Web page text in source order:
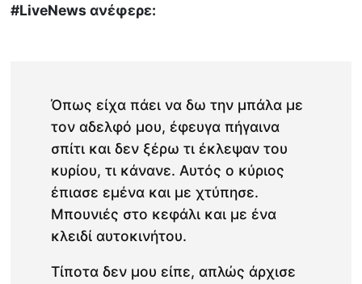
#LiveNews ανέφερε:
Όπως είχα πάει να δω την μπάλα με
τον αδελφό μου, έφευγα πήγαινα
σπίτι και δεν ξέρω τι έκλεψαν του
κυρίου, τι κάνανε. Αυτός ο κύριος
έπιασε εμένα και με χτύπησε.
Μπουνιές στο κεφάλι και με ένα
κλειδί αυτοκινήτου.
Τίποτα δεν μου είπε, απλώς άρχισε